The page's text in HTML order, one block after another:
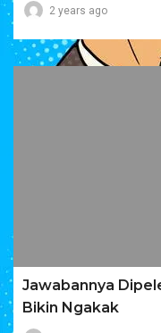
2 years ago
Jawabannya
Bikin Ngakak